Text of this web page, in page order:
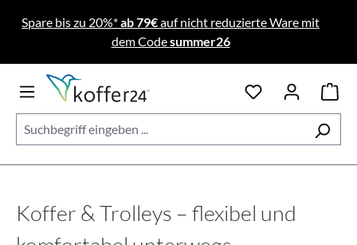
Zum Hauptinhalt springen
Spare bis zu 20%*ab 79€auf nicht reduzierte Ware mit
dem Codesummer26
Koffer & Trolleys – flexibel und